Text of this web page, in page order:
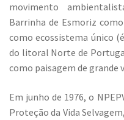
movimento
Barrinha de Esmoriz
como ecossistema único
do litoral Norte de
como paisagem de grande
Em junho de 1976, o
Proteção da Vida